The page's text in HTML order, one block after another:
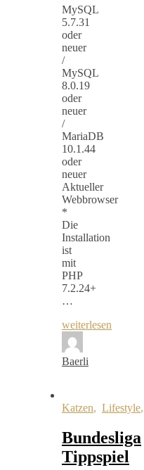
MySQL
5.7.31
oder
neuer
/
MySQL
8.0.19
oder
neuer
/
MariaDB
10.1.44
oder
neuer
Aktueller
Webbrowser
*
Die
Installation
ist
mit
PHP
7.2.24+
…
weiterlesen
Baerli
Katzen, Lifestyle,
Bundesliga
Tippspiel